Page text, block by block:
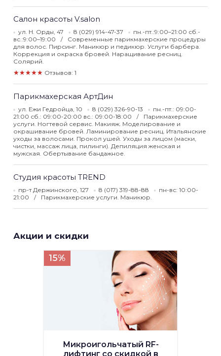
Салон красоты V.salon
ул. Н. Орды, 47 8 (029) 914-47-37
пн.-пт.:9:00–21:00 сб.-
вс.:9:00–19:00
Современные парикмахерские процедуры
для волос. Пирсинг. Маникюр и педикюр. Услуги барбера.
Коррекция и окраска бровей. Наращивание ресниц.
Солярий.
★★★★★ Отзывов: 1
Парикмахерская АртДин
ул. Ежи Гедройца, 10 8 (029) 326-90-13
пн.-пт.: 09:00-
21:00 сб.: 09:00-20:00 вс.: 09:00-18:00
Парикмахерские
услуги. Ногтевой сервис. Макияж. Моделирование и
окрашивание бровей. Ламинирование ресниц. Итальянские
уходы за волосами. Прокол ушей. Уходы за лицом (маски,
чистки, массаж лица, пилинги). Депиляция женская и
мужская. Обертывание бандажное.
Студия красоты TREND
пр-т Держинского, 127 8 (017) 319-88-88
пн-вс: 10:00-
21:00
Парикмахерские услуги. Маникюр.
Акции и скидки
15%
Микроигольчатый RF-
лифтинг со скидкой в